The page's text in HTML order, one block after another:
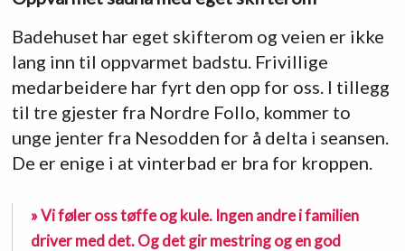
Badehuset har eget skifterom og veien er ikke
lang inn til oppvarmet badstu. Frivillige
medarbeidere har fyrt den opp for oss. I tillegg
til tre gjester fra Nordre Follo, kommer to
unge jenter fra Nesodden for å delta i seansen.
De er enige i at vinterbad er bra for kroppen.
» Vi føler oss tøffe og kule. Ingen andre i familien
driver med det. Og det gir mestring og en god